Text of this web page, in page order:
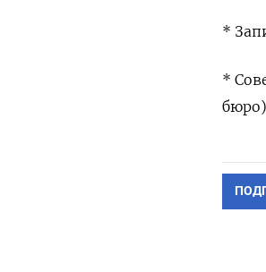
*
*
бюро)